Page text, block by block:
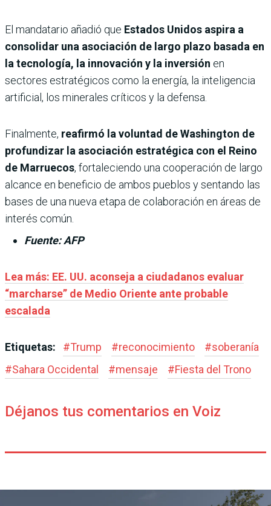
El mandatario añadió que Estados Unidos aspira a
consolidar una asociación de largo plazo basada en
la tecnología, la innovación y la inversión en
sectores estratégicos como la energía, la inteligencia
artificial, los minerales críticos y la defensa.
Finalmente, reafirmó la voluntad de Washington de
profundizar la asociación estratégica con el Reino
de Marruecos, fortaleciendo una cooperación de largo
alcance en beneficio de ambos pueblos y sentando las
bases de una nueva etapa de colaboración en áreas de
interés común.
Fuente: AFP
Lea más: EE. UU. aconseja a ciudadanos evaluar
“marcharse” de Medio Oriente ante probable
escalada
Etiquetas: #Trump #reconocimiento #soberanía
#Sahara Occidental #mensaje #Fiesta del Trono
Déjanos tus comentarios en Voiz